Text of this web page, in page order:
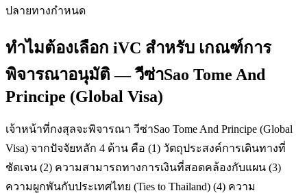
ปลายทางกำหนด
ทำไมต้องเลือก iVC สำหรับ เกณฑ์การ
พิจารณาอนุมัติ — วีซ่าSao Tome And
Principe (Global Visa)
เจ้าหน้าที่กงสุลจะพิจารณา วีซ่าSao Tome And Principe (Global
Visa) จากปัจจัยหลัก 4 ด้าน คือ (1) วัตถุประสงค์การเดินทางที่
ชัดเจน (2) ความสามารถทางการเงินที่สอดคล้องกับแผน (3)
ความผูกพันกับประเทศไทย (Ties to Thailand) (4) ความ